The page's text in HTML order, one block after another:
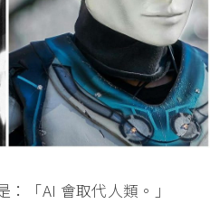
「AI 會取代人類。」